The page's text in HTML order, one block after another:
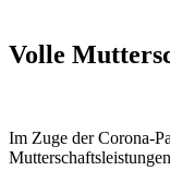
Volle
Im Zuge der Corona-